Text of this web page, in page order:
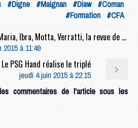
#Digne #Maignan #Diaw #Coman
#Formation #CFA
Mercato : Di Maria, Ibra, Motta, Verratti, la revue de presse étrangère du jour
à 11:49
PSG Hand réalise le triplé
jeudi 4 juin 2015 à 22:15
commentaires de l'article sous les